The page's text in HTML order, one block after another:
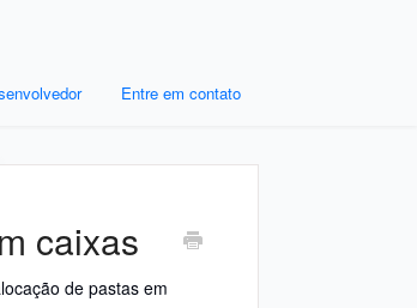
Entre em contato
caixas
de pastas em